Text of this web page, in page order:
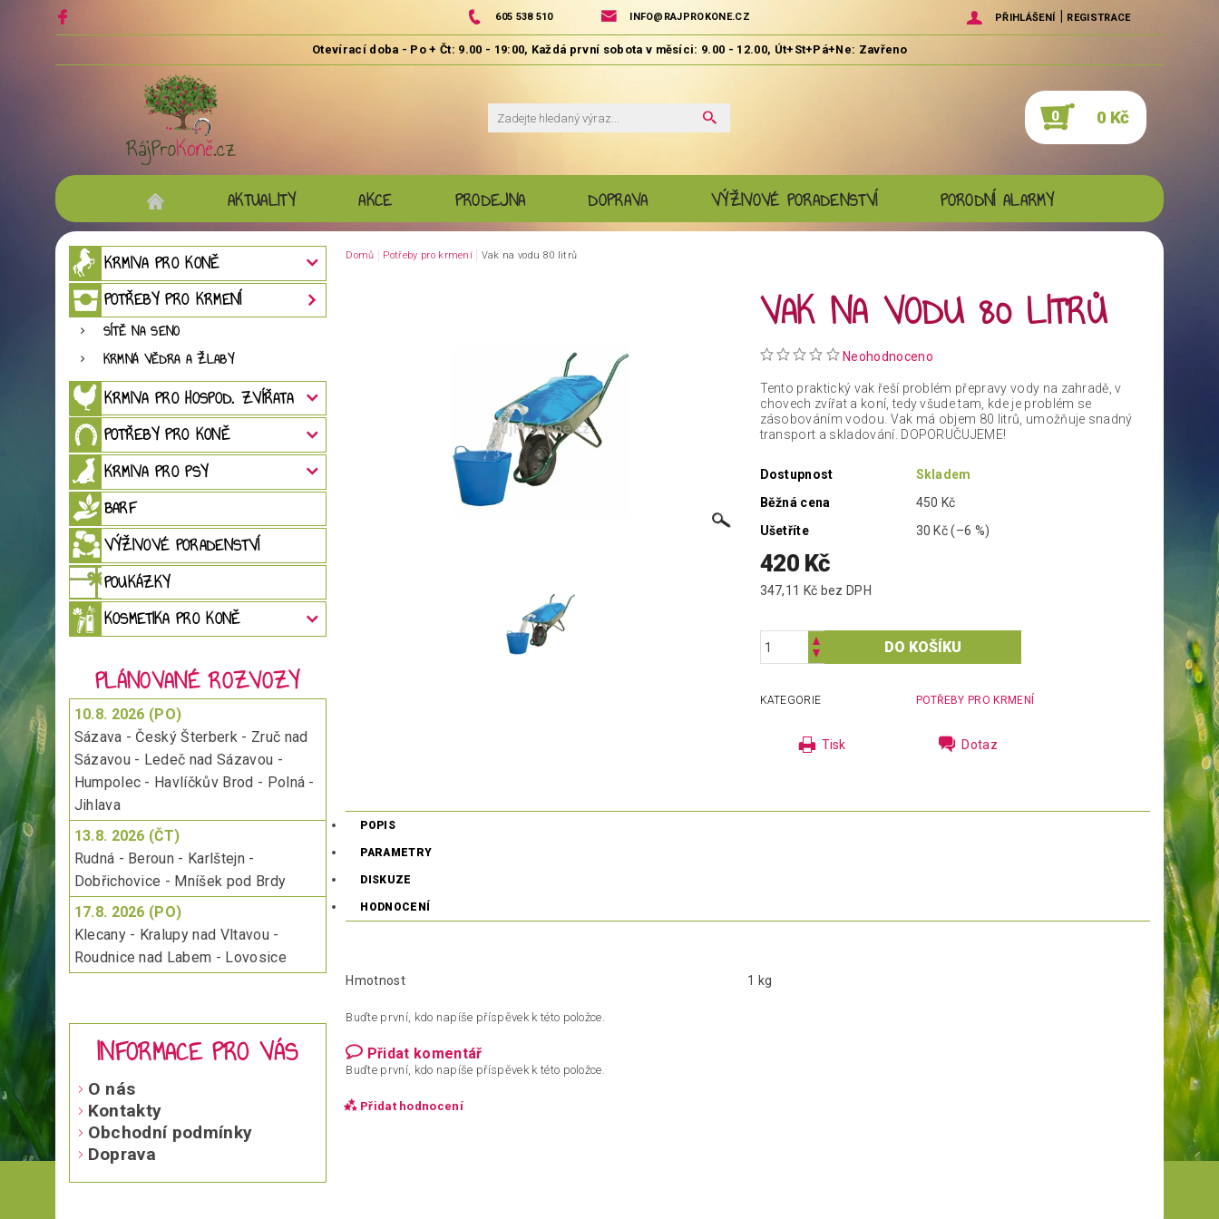
605 538 510 INFO@RAJPROKONE.CZ PŘIHLÁŠENÍ | REGISTRACE
0 0 Kč
AKTUALITY AKCE PRODEJNA DOPRAVA VÝŽIVOVÉ PORADENSTVÍ PORODNÍ ALARMY
KRMIVA PRO KONĚ
POTŘEBY PRO KRMENÍ
SÍTĚ NA SENO
KRMNÁ VĚDRA A ŽLABY
KRMIVA PRO HOSPOD. ZVÍŘATA
POTŘEBY PRO KONĚ
KRMIVA PRO PSY
BARF
VÝŽIVOVÉ PORADENSTVÍ
POUKÁZKY
KOSMETIKA PRO KONĚ
PLÁNOVANÉ ROZVOZY
10.8. 2026 (PO)
Sázava - Český Šterberk - Zruč nad
Sázavou - Ledeč nad Sázavou -
Humpolec - Havlíčkův Brod - Polná -
Jihlava
13.8. 2026 (ČT)
Rudná - Beroun - Karlštejn -
Dobřichovice - Mníšek pod Brdy
17.8. 2026 (PO)
Klecany - Kralupy nad Vltavou -
Roudnice nad Labem - Lovosice
INFORMACE PRO VÁS
O nás
Kontakty
Obchodní podmínky
Doprava
Domů Potřeby pro krmení Vak na vodu 80 litrů
VAK NA VODU 80 LITRŮ
Neohodnoceno
Tento praktický vak řeší problém přepravy vody na zahradě, v
chovech zvířat a koní, tedy všude tam, kde je problém se
zásobováním vodou. Vak má objem 80 litrů, umožňuje snadný
transport a skladování. DOPORUČUJEME!
Dostupnost
Skladem
Běžná cena
450 Kč
Ušetříte
30 Kč(–6 %)
420 Kč
347,11 Kč bez DPH
KATEGORIE POTŘEBY PRO KRMENÍ
Tisk Dotaz
POPIS
PARAMETRY
DISKUZE
HODNOCENÍ
Hmotnost 1 kg
Buďte první, kdo napíše příspěvek k této položce.
Přidat komentář
Buďte první, kdo napíše příspěvek k této položce.
Přidat hodnocení